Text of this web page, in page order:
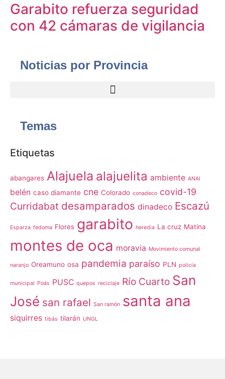
Garabito refuerza seguridad
con 42 cámaras de vigilancia
Noticias por Provincia
Temas
Etiquetas
abangares Alajuela alajuelita ambiente ANAI
belén caso diamante cne Colorado conadeco covid-19
Curridabat desamparados dinadeco Escazú
Esparza fedoma Flores garabito heredia La cruz Matina
montes de oca moravia Movimiento comunal
naranjo Oreamuno osa pandemia paraíso PLN policía
municipal Poás PUSC quepos reciclaje Río Cuarto San
José san rafael San ramón santa ana
siquirres tibás tilarán UNGL